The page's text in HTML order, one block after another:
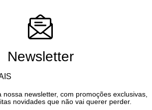
Newsletter
newsletter, com promoções exclusivas,
novidades que não vai querer perder.